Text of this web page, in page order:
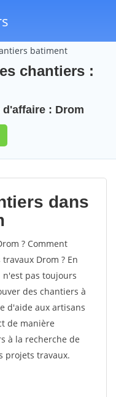
batiment
chantiers :
: Drom
dans
? Comment
Drom ? En
pas toujours
des chantiers à
d'aide aux artisans
de manière
à la recherche de
projets travaux.